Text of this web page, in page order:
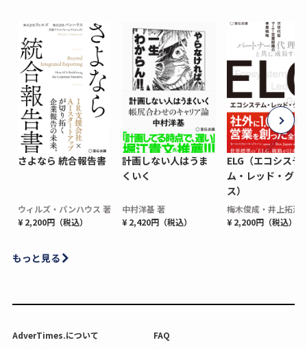
さよなら 統合報告書
ウィルズ・パンハウス 著
¥ 2,200円（税込）
計画しない人はうま
くいく
中村洋基 著
¥ 2,420円（税込）
ELG（エコシステ
ム・レッド・グロ
ス）
梅木俊成・井上拓海
¥ 2,200円（税込）
もっと見る
AdverTimes.について
FAQ